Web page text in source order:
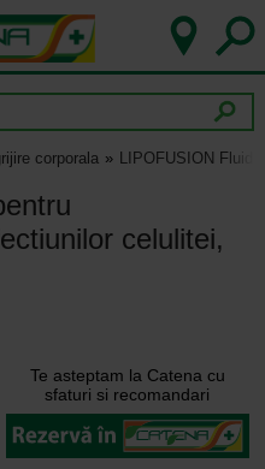
corporala LIPOFUSION Fluid
celulitei,
Te asteptam la Catena cu
sfaturi si recomandari